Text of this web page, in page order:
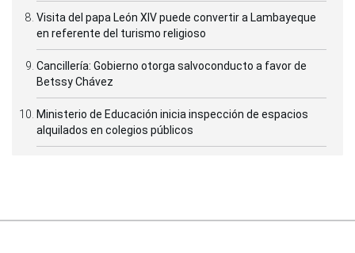
Visita del papa León XIV puede convertir a Lambayeque
en referente del turismo religioso
Cancillería: Gobierno otorga salvoconducto a favor de
Betssy Chávez
Ministerio de Educación inicia inspección de espacios
alquilados en colegios públicos